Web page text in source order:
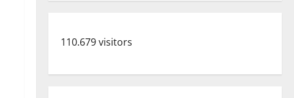
110.679 visitors